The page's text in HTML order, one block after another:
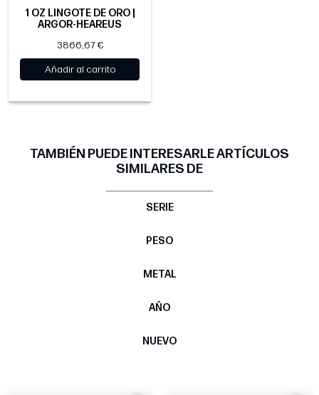
1 OZ LINGOTE DE ORO |
ARGOR-HEAREUS
3866,67 €
Añadir al carrito
TAMBIÉN PUEDE INTERESARLE ARTÍCULOS
SIMILARES DE
SERIE
PESO
METAL
AÑO
NUEVO